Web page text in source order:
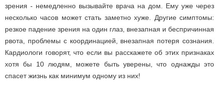
зрения - немедленно вызывайте врача на дом. Ему уже через
несколько часов может стать заметно хуже. Другие симптомы:
резкое падение зрения на один глаз, внезапная и беспричинная
рвота, проблемы с координацией, внезапная потеря сознания.
Кардиологи говорят, что если вы расскажете об этих признаках
хотя бы 10 людям, можете быть уверены, что однажды это
спасет жизнь как минимум одному из них!